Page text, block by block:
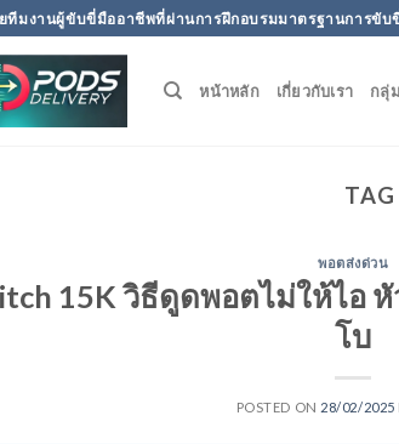
ทีมงานผู้ขับขี่มืออาชีพที่ผ่านการฝึกอบรมมาตรฐานการขับ
หน้าหลัก เกี่ยวกับเรา กลุ่
TAG
พอตส่งด่วน
15K วิธีดูดพอตไม่ให้ไอ
โบ
POSTED ON 28/02/2025